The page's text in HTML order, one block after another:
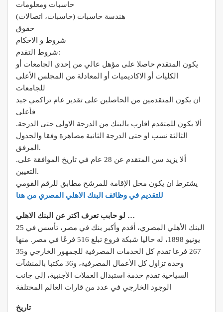
حاسبات ومعلومات
هندسة حاسبات (حاسبات، اتصالات)
حقوق
شروط و الاحكام
شروط التقدم:
يكون المتقدم حاصلا على مؤهل عالي من إحدى الجامعات أو
الكليات أو الاكاديميات أو المعادلة من المجلس الأعلى
للجامعات
ان يكون المتقدمين من الحاصلين على تقدير عام تراكمي جيد
فأعلى
.ألا يكون للمتقدم اقارب بالبنك من الدرجة الاولى حتى الدرجة
الثالثة نسب او حتى الدرجة الثانية مصاهرة وفقا والجدول
المرفق.
.ألا يزيد سن المتقدم عن 28 عام في تاريخ الموافقة على
التعيين.
يشترط ان يكون محل الإقامة للمرشح مطابق للرقم القومي
للتقديم في وظائف البنك الاهلي المصري من هنا
لو حابب تعرف اكتر عن البنك الاهلي …
البنك الأهلي المصري، أقدم وأكبر بنك في مصر، تأسس في 25
يونيو 1898، له حاليا شبكة فروع تبلغ 516 فرعًا في مصر. منها
267 فرعا تقدم كل الخدمات المصرفية للجمهور الخارجي و35
وحدة تزاول كل الأعمال المصرفية، و36 مكتبا بالمنشآت
السياحية تقدم خدمة استبدال العملات الأجنبية، إلى جانب
الوجود الخارجي في عدد من قارات العالم المختلفة
تاريخ